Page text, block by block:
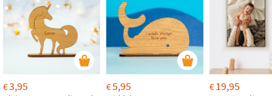
€3,95 €5,95 €19,95